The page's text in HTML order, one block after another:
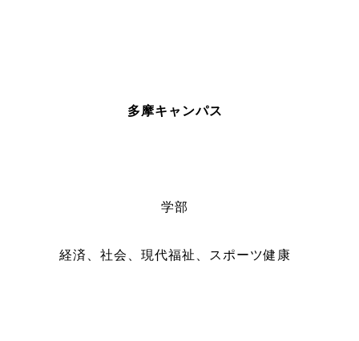
多摩キャンパス
学部
経済、社会、現代福祉、スポーツ健康